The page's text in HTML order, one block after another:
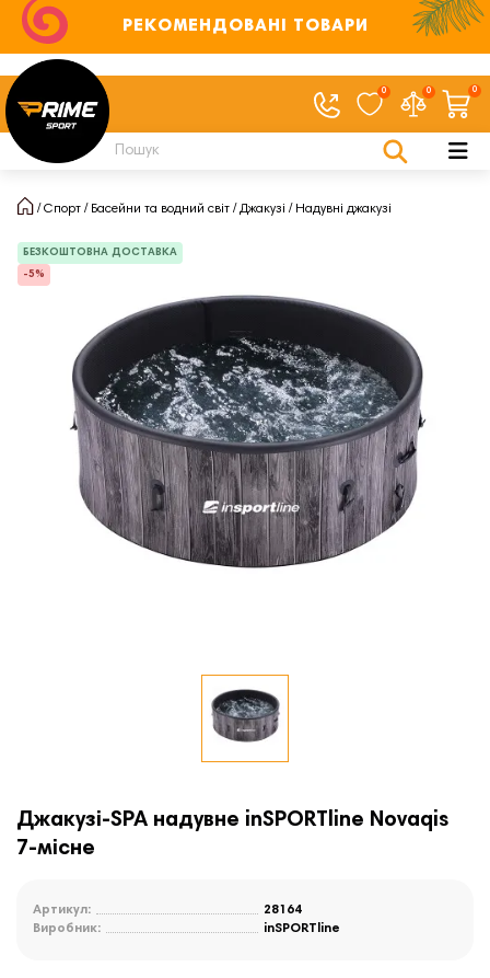
РЕКОМЕНДОВАНІ ТОВАРИ
0 0 0
Спорт Басейни та водний світ Джакузі Надувні джакузі
БЕЗКОШТОВНА ДОСТАВКА
-5%
Джакузі-SPA надувне inSPORTline Novaqis
7-місне
Артикул:
28164
Виробник:
inSPORTline